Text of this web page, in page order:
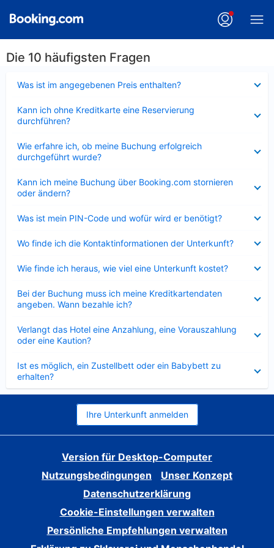
Die 10 häufigsten Fragen
Was ist im angegebenen Preis enthalten?
Kann ich ohne Kreditkarte eine Reservierung
durchführen?
Wie erfahre ich, ob meine Buchung erfolgreich
durchgeführt wurde?
Kann ich meine Buchung über Booking.com stornieren
oder ändern?
Was ist mein PIN-Code und wofür wird er benötigt?
Wo finde ich die Kontaktinformationen der Unterkunft?
Wie finde ich heraus, wie viel eine Unterkunft kostet?
Bei der Buchung muss ich meine Kreditkartendaten
angeben. Wann bezahle ich?
Verlangt das Hotel eine Anzahlung, eine Vorauszahlung
oder eine Kaution?
Ist es möglich, ein Zustellbett oder ein Babybett zu
erhalten?
Ihre Unterkunft anmelden
Version für Desktop-Computer
Nutzungsbedingungen
Unser Konzept
Datenschutzerklärung
Cookie-Einstellungen verwalten
Persönliche Empfehlungen verwalten